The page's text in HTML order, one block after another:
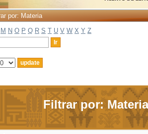
por: Materia
M N O P Q R S T U V W X Y Z
Filtrar por: Materia